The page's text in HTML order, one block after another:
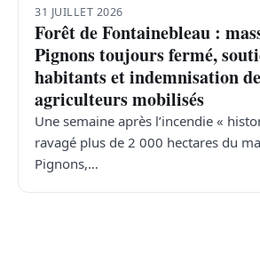
31 JUILLET 2026
Forêt de Fontainebleau :
Pignons toujours fermé,
habitants et indemnisation
agriculteurs mobilisés
Une semaine après l’incendie «
ravagé plus de 2 000 hectares du
Pignons,…